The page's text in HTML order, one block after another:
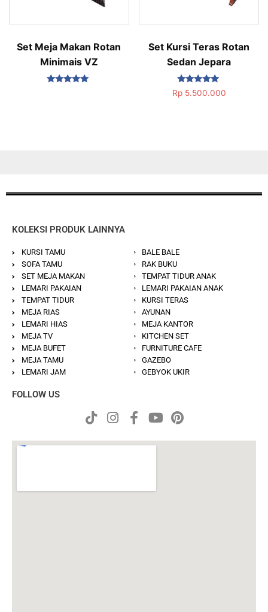
Set Meja Makan Rotan
Minimais VZ
Set Kursi Teras Rotan
Sedan Jepara
Dinilai
5.00
Rp5.500.000
KOLEKSI PRODUK LAINNYA
KURSI TAMU
SOFA TAMU
SET MEJA MAKAN
LEMARI PAKAIAN
TEMPAT TIDUR
MEJA RIAS
LEMARI HIAS
MEJA TV
MEJA BUFET
MEJA TAMU
LEMARI JAM
BALE BALE
RAK BUKU
TEMPAT TIDUR ANAK
LEMARI PAKAIAN ANAK
KURSI TERAS
AYUNAN
MEJA KANTOR
KITCHEN SET
FURNITURE CAFE
GAZEBO
GEBYOK UKIR
FOLLOW US